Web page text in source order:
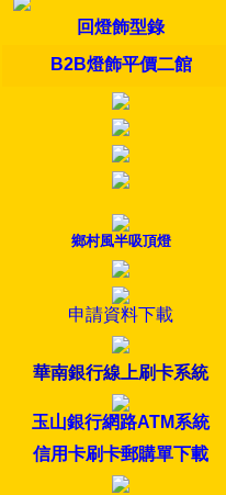
回燈飾型錄
B2B燈飾平價二館
鄉村風半吸頂燈
申請資料下載
華南銀行線上刷卡系統
玉山銀行網路ATM系統
信用卡刷卡郵購單下載